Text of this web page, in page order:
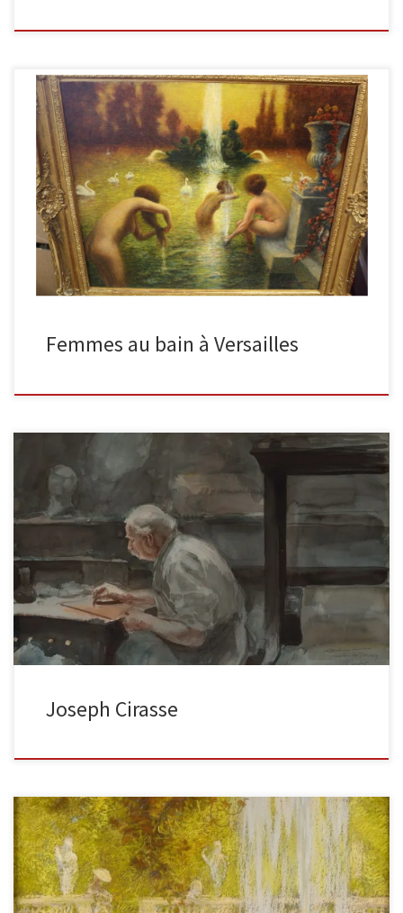
Femmes au bain à Versailles Huile sur toile. Signée en bas à droite.
60,5 x 73 cm Nous retrouvons tous […]
Femmes au bain à Versailles
Joseph Cirasse, sculpteur est son ami de longue date. Ils aiment se
retrouver dans l’atelier de l’un ou de l’autre […]
Joseph Cirasse
La salle rouge ou le déjeuner de l’actrice avant 1903 ; Date d’achat